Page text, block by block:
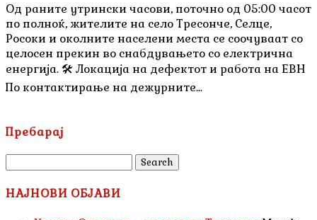
Од раните утрински часови, поточно од 05:00 часот
по полноќ, жителите на село Тресонче, Селце,
Росоки и околните населени места се соочуваат со
целосен прекин во снабдувањето со електрична
енергија. 🛠 Локација на дефектот и работа на ЕВН
По контактирање на дежурните...
Пребарај
НАЈНОВИ ОБЈАВИ